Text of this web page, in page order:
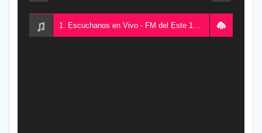
1. Escuchanos en Vivo - FM del Este 100.5, desde Chajarí, Entre Ríos, Argentina